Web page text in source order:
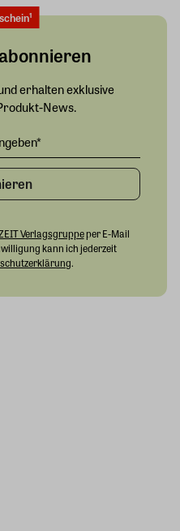
erhalten exklusive
News.
Verlagsgruppeper E-Mail
kann ich jederzeit
.